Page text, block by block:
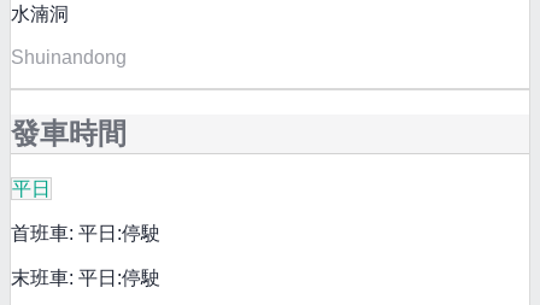
水湳洞
Shuinandong
發車時間
平日
首班車: 平日:停駛
末班車: 平日:停駛